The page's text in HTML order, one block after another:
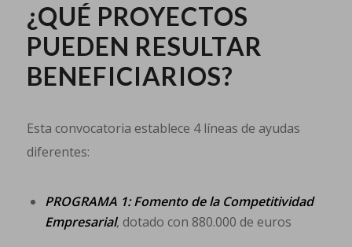
¿QUÉ PROYECTOS
PUEDEN RESULTAR
BENEFICIARIOS?
Esta convocatoria establece 4 líneas de ayudas
diferentes:
PROGRAMA 1: Fomento de la Competitividad
Empresarial, dotado con 880.000 de euros